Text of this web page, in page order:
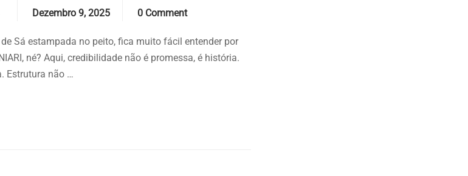
Dezembro 9, 2025 0 Comment
Sá estampada no peito, fica muito fácil entender por
né? Aqui, credibilidade não é promessa, é história.
Estrutura não …